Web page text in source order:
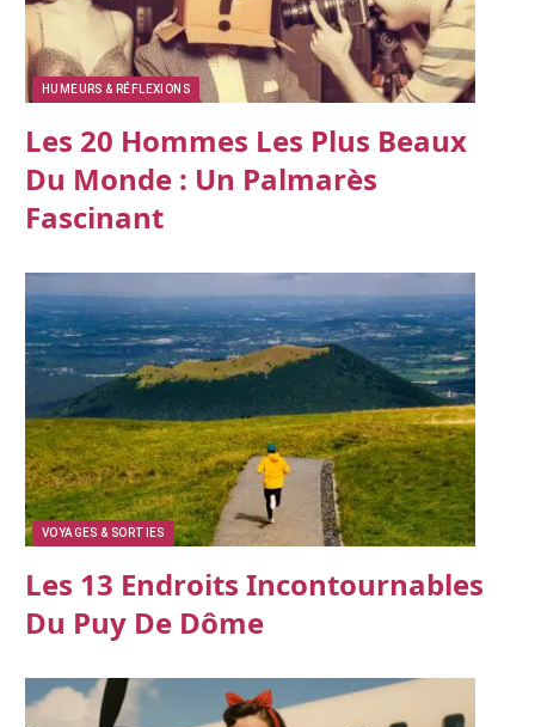
HUMEURS & RÉFLEXIONS
Les 20 Hommes Les Plus Beaux
Du Monde : Un Palmarès
Fascinant
VOYAGES & SORTIES
Les 13 Endroits Incontournables
Du Puy De Dôme